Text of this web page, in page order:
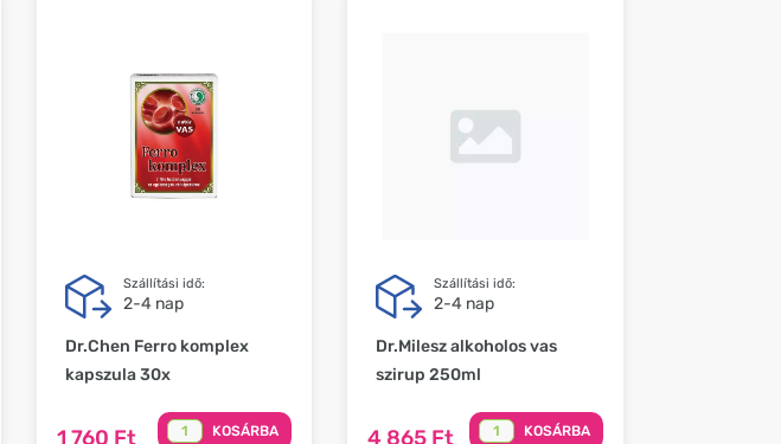
Szállítási idő:
2-4 nap
Dr.Chen Ferro komplex
kapszula 30x
1 760 Ft KOSÁRBA
Szállítási idő:
2-4 nap
Dr.Milesz alkoholos vas
szirup 250ml
4 865 Ft KOSÁRBA